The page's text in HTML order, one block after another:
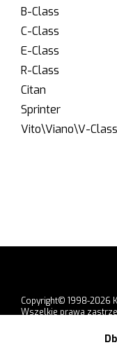
B-Class
C-Class
E-Class
R-Class
Citan
Sprinter
Vito\Viano\V-Class
Copyright© 1998-2026
Wszelkie prawa